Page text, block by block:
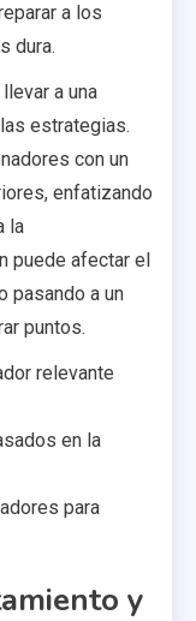
a los
dura.
a una
estrategias.
con un
enfatizando
la
puede afectar el
pasando a un
puntos.
relevante
en la
para
y